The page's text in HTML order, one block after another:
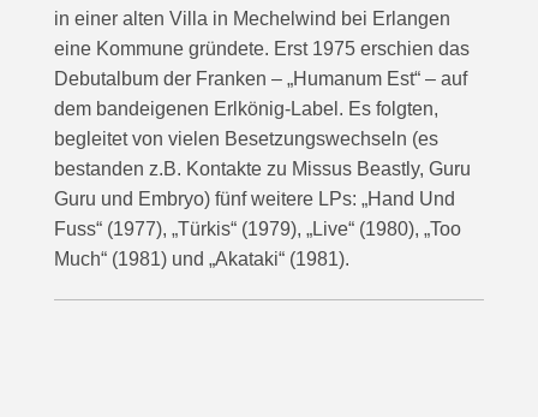
in einer alten Villa in Mechelwind bei Erlangen
eine Kommune gründete. Erst 1975 erschien das
Debutalbum der Franken – „Humanum Est“ – auf
dem bandeigenen Erlkönig-Label. Es folgten,
begleitet von vielen Besetzungswechseln (es
bestanden z.B. Kontakte zu Missus Beastly, Guru
Guru und Embryo) fünf weitere LPs: „Hand Und
Fuss“ (1977), „Türkis“ (1979), „Live“ (1980), „Too
Much“ (1981) und „Akataki“ (1981).